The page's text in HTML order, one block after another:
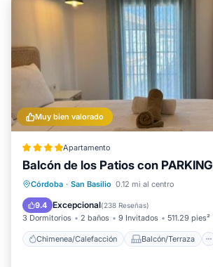
Muy bien valorado
Apartamento
Balcón de los Patios con PARKING
Córdoba · San Basilio 0.12 mi al centro
9.4 Excepcional(238 Reseñas)
3 Dormitorios 2 baños 9 Invitados 511.29 pies²
Chimenea/Calefacción Balcón/Terraza
Chimenea/Calefacción
Aparcamiento